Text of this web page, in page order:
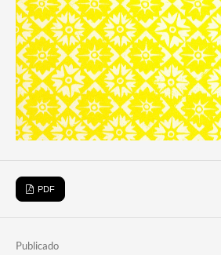
PDF
Publicado